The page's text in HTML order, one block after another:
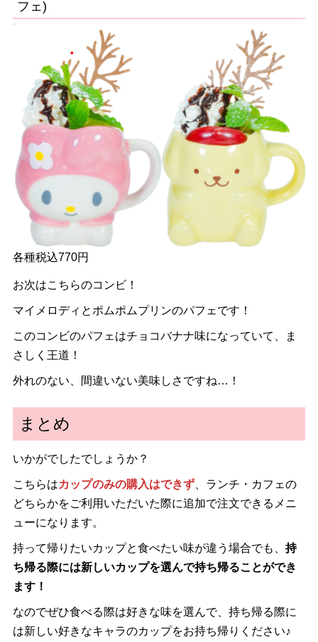
フェ)
各種税込770円
お次はこちらのコンビ！
マイメロディとポムポムプリンのパフェです！
このコンビのパフェはチョコバナナ味になっていて、ま
さしく王道！
外れのない、間違いない美味しさですね…！
まとめ
いかがでしたでしょうか？
こちらはカップのみの購入はできず、ランチ・カフェの
どちらかをご利用いただいた際に追加で注文できるメニ
ューになります。
持って帰りたいカップと食べたい味が違う場合でも、 持
ち帰る際には新しいカップを選んで持ち帰ることができ
ます！
なのでぜひ食べる際は好きな味を選んで、持ち帰る際に
は新しい好きなキャラのカップをお持ち帰りください♪